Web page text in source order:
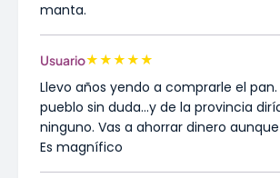
manta.
Usuario★★★★★
Llevo años yendo a comprarle el pan.
pueblo sin duda...y de la provincia
ninguno. Vas a ahorrar dinero
Es magnífico